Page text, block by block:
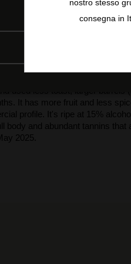
cuvée is the 2023 Blue Label
50 blend of Monastrell and
used less toast, larger barrels
It has more fruit and less
profile. It's ripe at 15%
body and abundant tannins
2025.
nostro stesso
consegna in